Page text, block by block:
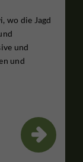
wo die Jagd
und
und
